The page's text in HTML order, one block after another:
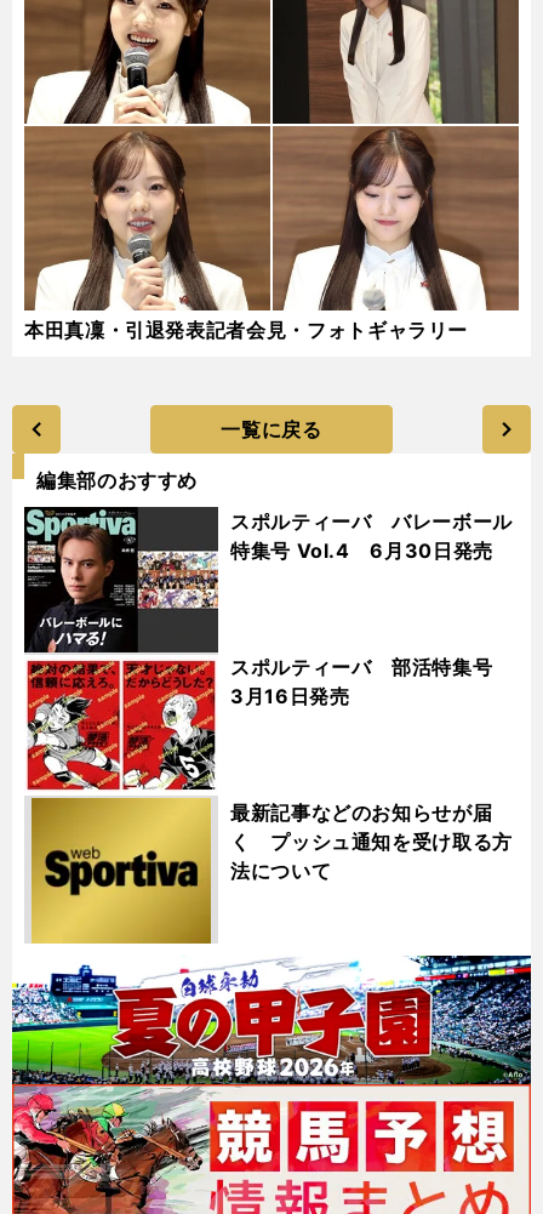
本田真凜・引退発表記者会見・フォトギャラリー
一覧に戻る
編集部のおすすめ
スポルティーバ バレーボール
特集号 Vol.4 6月30日発売
スポルティーバ 部活特集号
3月16日発売
最新記事などのお知らせが届
く プッシュ通知を受け取る方
法について